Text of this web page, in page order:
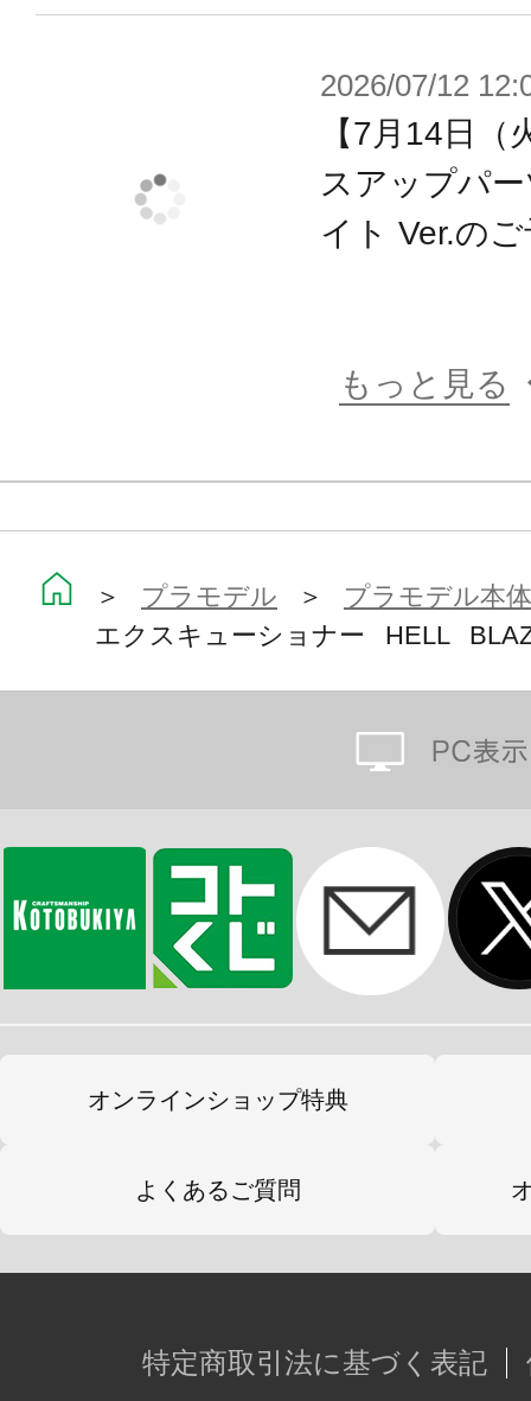
全高14cmの自立型フィギュアロボ
のバトルホビー”を想定したプラモ
可動フィギュアの第一人者、浅井真
カ”をコアとし、キャラクター＆メ
ーが手掛けてまいります。
3mm径のジョイント穴の採用で、
パーツの多くと組み合わせて遊ぶこ
※画像は試作品です。実際の商品と
ます。また撮影用に塗装されており
2026/07/12
【7月14日
スアップパ
イト Ver.の
もっと見る
＞ プラモデル ＞ プラモデル本体
エクスキューショナー HELL
オンラインショップ特典
よくあるご質問
特定商取引法に基づく表記